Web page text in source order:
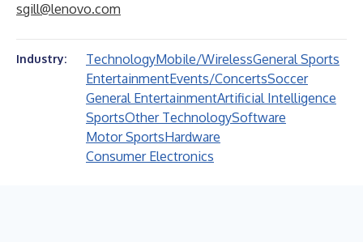
sgill@lenovo.com
Industry: TechnologyMobile/WirelessGeneral Sports
EntertainmentEvents/ConcertsSoccer
General EntertainmentArtificial Intelligence
SportsOther TechnologySoftware
Motor SportsHardware
Consumer Electronics